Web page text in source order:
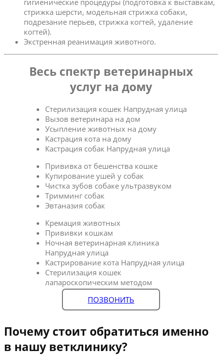
стрижка шерсти, модельная стрижка собаки,
подрезание перьев, стрижка когтей, удаление
когтей).
Экстренная реанимация животного.
Весь спектр ветеринарных
услуг на дому
Стерилизация кошек Напрудная улица
Вызов ветеринара на дом
Усыпление животных на дому
Кастрация кота на дому
Кастрация собак Напрудная улица
Прививка от бешенства кошке
Купирование ушей у собак
Чистка зубов собаке ультразвуком
Тримминг собак
Эвтаназия собак
Кремация животных
Прививки кошкам
Ночная ветеринарная клиника
Напрудная улица
Кастрирование кота Напрудная улица
Стерилизация кошек
лапароскопическим методом
ПОЗВОНИТЬ
Почему стоит обратиться именно
в нашу ветклинику?